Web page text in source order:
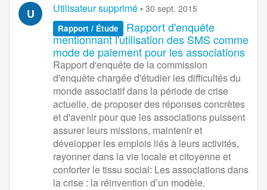
U Utilisateur supprimé • 30 sept. 2015
Rapport / Étude
Rapport d'enquête
mentionnant l'utilisation des SMS comme
mode de paiement pour les associations
Rapport d'enquête de la commission
d'enquête chargée d'étudier les difficultés du
monde associatif dans la période de crise
actuelle, de proposer des réponses concrètes
et d'avenir pour que les associations puissent
assurer leurs missions, maintenir et
développer les emplois liés à leurs activités,
rayonner dans la vie locale et citoyenne et
conforter le tissu social: Les associations dans
la crise : la réinvention d’un modèle.